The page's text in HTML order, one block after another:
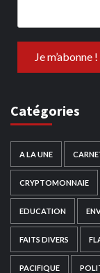
Catégories
A LA UNE
CRYPTOMONNAIE
EDUCATION
FAITS DIVERS
PACIFIQUE